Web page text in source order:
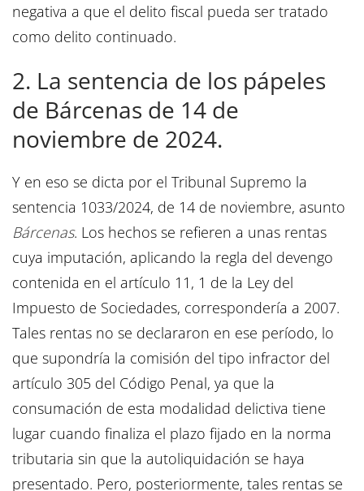
negativa a que el delito fiscal pueda ser tratado
como delito continuado.
2. La sentencia de los pápeles
de Bárcenas de 14 de
noviembre de 2024.
Y en eso se dicta por el Tribunal Supremo la
sentencia 1033/2024, de 14 de noviembre, asunto
Bárcenas. Los hechos se refieren a unas rentas
cuya imputación, aplicando la regla del devengo
contenida en el artículo 11, 1 de la Ley del
Impuesto de Sociedades, correspondería a 2007.
Tales rentas no se declararon en ese período, lo
que supondría la comisión del tipo infractor del
artículo 305 del Código Penal, ya que la
consumación de esta modalidad delictiva tiene
lugar cuando finaliza el plazo fijado en la norma
tributaria sin que la autoliquidación se haya
presentado. Pero, posteriormente, tales rentas se